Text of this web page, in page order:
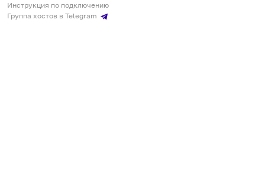
Инструкция по подключению
Группа хостов в Telegram